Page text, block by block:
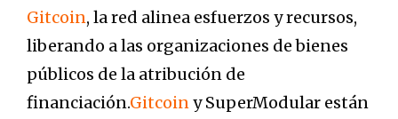
Gitcoin, la red alinea esfuerzos y recursos,
liberando a las organizaciones de bienes
públicos de la atribución de
financiación.Gitcoin y SuperModular están